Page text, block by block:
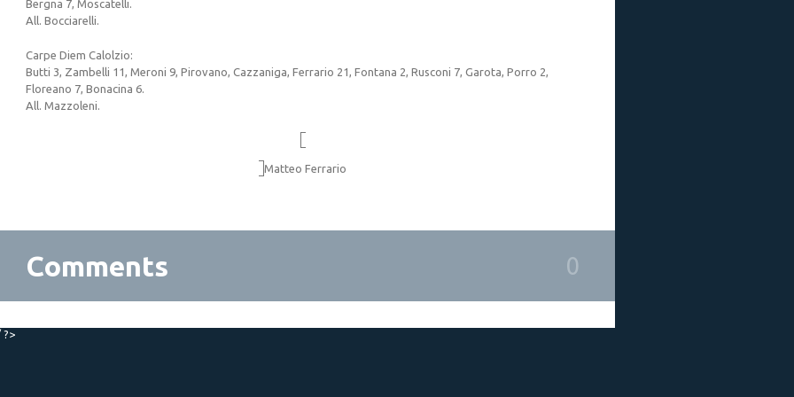
Bergna 7, Moscatelli.
All. Bocciarelli.
Carpe Diem Calolzio:
Butti 3, Zambelli 11, Meroni 9, Pirovano, Cazzaniga, Ferrario 21, Fontana 2, Rusconi 7, Garota, Porro 2,
Floreano 7, Bonacina 6.
All. Mazzoleni.
Matteo Ferrario
Comments 0